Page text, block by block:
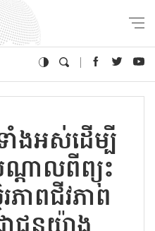
ាំងអស់ដើម្បី
តាលពីព្យុះ
ាពជីវភាព